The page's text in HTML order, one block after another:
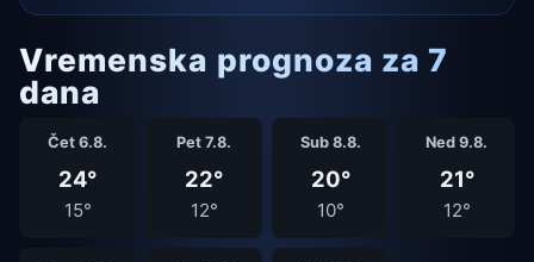
Vremenska prognoza za 7
dana
Čet 6.8.
24°
15°
Pet 7.8.
22°
12°
Sub 8.8.
20°
10°
Ned 9.8.
21°
12°